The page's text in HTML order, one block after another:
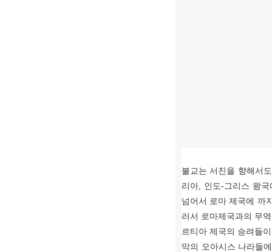
불교는 서진을 향해서
리아, 인도-그리스 왕
넘어서 로마 제국에 까
러서 로마제국과의 무
르티아 제국의 승려들
막의 오아시스 나라들